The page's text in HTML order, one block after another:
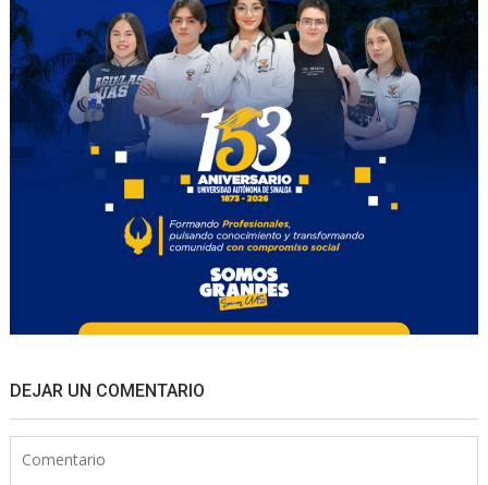
DEJAR UN COMENTARIO